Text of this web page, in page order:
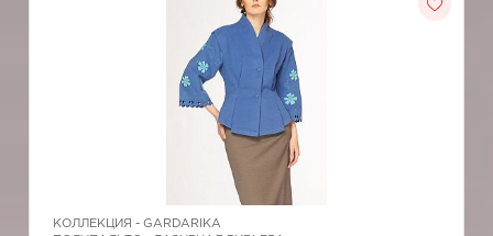
КОЛЛЕКЦИЯ - GARDARIKA